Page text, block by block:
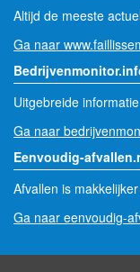
Altijd de meeste
Ga naar
Uitgebreide
Ga naar
Eenvoudig-
Afvallen is
Ga naar eenvoudig-